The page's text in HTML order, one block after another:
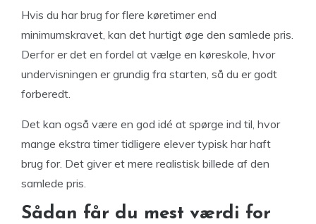
Hvis du har brug for flere køretimer end
minimumskravet, kan det hurtigt øge den samlede pris.
Derfor er det en fordel at vælge en køreskole, hvor
undervisningen er grundig fra starten, så du er godt
forberedt.
Det kan også være en god idé at spørge ind til, hvor
mange ekstra timer tidligere elever typisk har haft
brug for. Det giver et mere realistisk billede af den
samlede pris.
Sådan får du mest værdi for